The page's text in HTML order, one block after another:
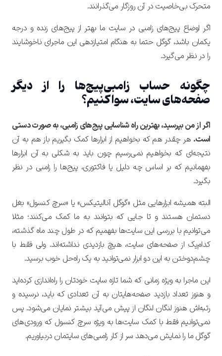
متحرک بی‌خاصیت در آن روزگار می‌گذرانند.
اگر اوضاع پیج‌های زامبی در سایت ما بهتر از پیج‌های زنده و درجه
یکمان باشد، گوگل حتما به هنگام امتیازدهی این ماجرای ناخوشایند
را در نظر می‌گیرد.
چگونه حساب زامبی‌پیج‌ها را از دیگر
صفحه‌های سایت، سوا کنیم؟
اگر از من بپرسید، بهترین راه شناسایی پیج‌های زامبی، به صورت دستی
است. هر چقدر هم که بخواهیم از ابزارها کمک بگیریم باز هم به آن
نتیجه‌ای که بخواهیم نمی‌رسیم چون باید به شکلی به آن ابزارها
بفهمانیم که بر اساس چه دلیل یا فاکتوری، پیج‌ها را زامبی در نظر
بگیرد.
البته همیشه ابزارهایی مثل «گوگل آنالیتیکس» یا «سرچ کنسول» بغل
دستمان هستند و تا جایی که بتوانند به ما کمک می‌کنند؛ مثلا
می‌توانیم با بررسی این سایت‌ها بفهمیم که در طول چند ماه گذشته،
کدام‌یک از صفحه‌های سایت، هیچ بازدیدی نداشته‌اند. ولی فقط با
چشم‌دوختن به این دو ابزار نمی‌توانید به یک راه‌حل خوب برسید.
این ماجرا به ویژه زمانی که شما تازه سایت خودتان را راه‌اندازی کرده‌اید
و هنوز تعداد بازدید صفحه‌هایتان به آن تعدادی که باید، نرسیده و
رتبه‌اش هنوز لنگان لنگان از پیش می‌آید بیشتر نمایان می‌شود. پس
نمی‌توانیم فقط با کمک سایت‌ها به ویژه سرچ کنسول که ورودی‌های
گوگل ما را نمایش می‌دهد سر از کار زامبی‌های سایتمان دربیاوریم.